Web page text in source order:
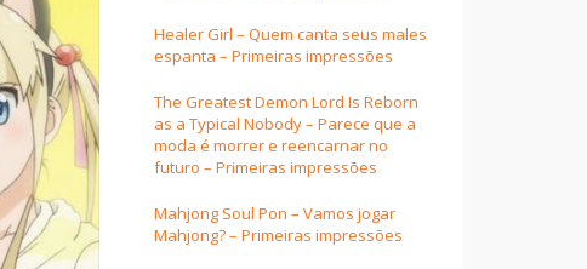
Healer Girl – Quem canta seus males
espanta – Primeiras impressões
The Greatest Demon Lord Is Reborn
as a Typical Nobody – Parece que a
moda é morrer e reencarnar no
futuro – Primeiras impressões
Mahjong Soul Pon – Vamos jogar
Mahjong? – Primeiras impressões